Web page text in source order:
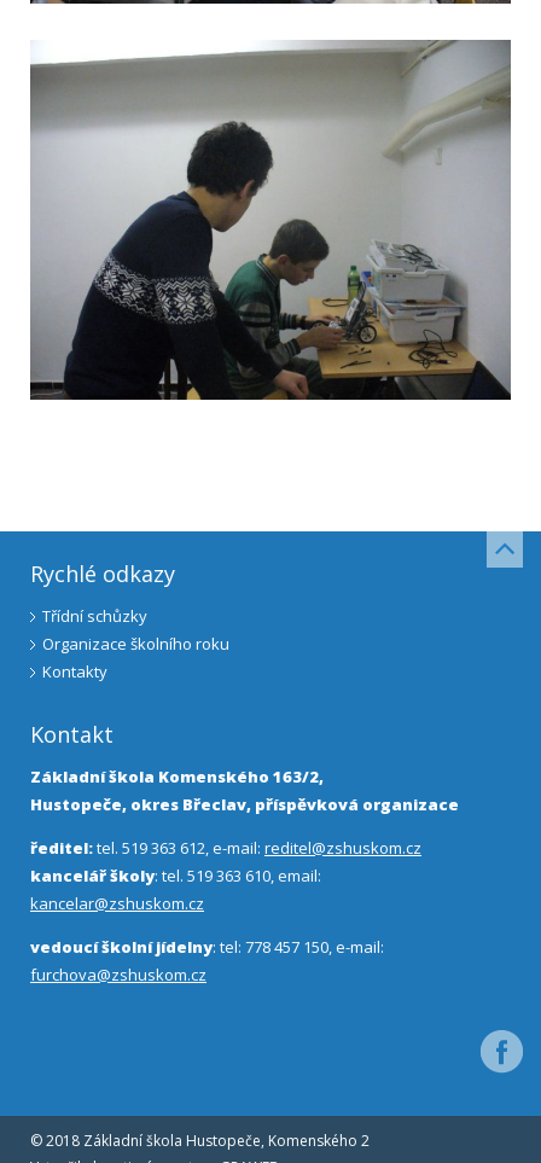
Rychlé odkazy
Třídní schůzky
Organizace školního roku
Kontakty
Kontakt
Základní škola Komenského 163/2,
Hustopeče, okres Břeclav, příspěvková organizace
ředitel:tel. 519 363 612, e-mail: reditel@zshuskom.cz
kancelář školy: tel. 519 363 610, email:
kancelar@zshuskom.cz
vedoucí školní jídelny: tel: 778 457 150, e-mail:
furchova@zshuskom.cz
© 2018 Základní škola Hustopeče, Komenského 2